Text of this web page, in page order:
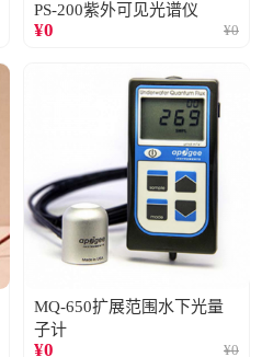
PS-200紫外可见光谱仪
¥0 ¥0
MQ-650扩展范围水下光量
子计
¥0 ¥0